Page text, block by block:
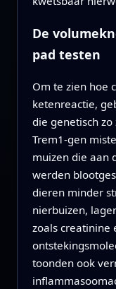
De
pad testen
Om te zien hoe
ketenreactie,
die genetisch
Trem1-gen
muizen die aan
werden
dieren minder
nierbuizen,
zoals creatinine
toonden ook